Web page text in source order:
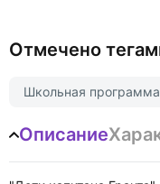
Отмечено
Школьная программа
Описание